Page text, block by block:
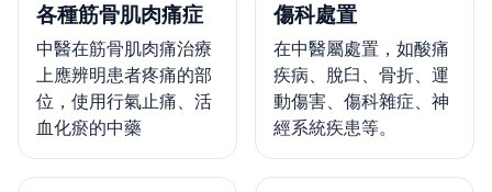
各種筋骨肌肉痛症
中醫在筋骨肌肉痛治療
上應辨明患者疼痛的部
位，使用行氣止痛、活
血化瘀的中藥
傷科處置
在中醫屬處置，如酸痛
疾病、脫臼、骨折、運
動傷害、傷科雜症、神
經系統疾患等。